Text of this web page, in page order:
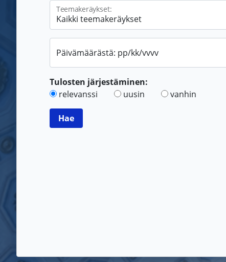
Teemakeräykset:
Päivämäärästä: pp/kk/vvvv
Tulosten järjestäminen:
relevanssi
uusin vanhin